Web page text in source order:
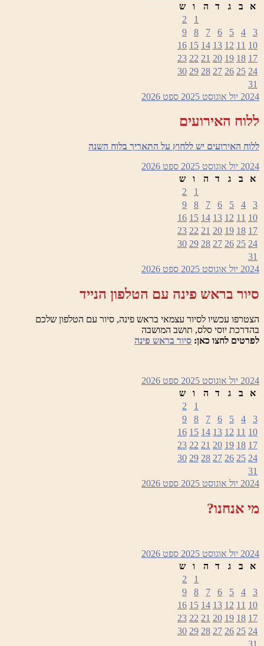
א
ב ג ד ה ו
ש
1
2
3
4
5
6
7
8
9
10
11
12
13
14
15
16
17
18
19
20
21
22
23
24
25
26
27
28
29
30
31
2024 יול אוגוסט 2025 ספט 2026
ללוח האירועים
ללוח האירועים יש ללחוץ על התאריך בלוח השנה
2024 יול אוגוסט 2025 ספט 2026
א
ב ג ד ה ו
ש
1
2
3
4
5
6
7
8
9
10
11
12
13
14
15
16
17
18
19
20
21
22
23
24
25
26
27
28
29
30
31
2024 יול אוגוסט 2025 ספט 2026
סיור בראש פינה עם הטלפון הנייד
הצטרפו עכשיו לסיור עצמאי בראש פינה, סיור עם הטלפון שלכם
בהדרכת יוסי סלס, תושב המושבה
לפרטים לחצו כאן: סיור בראש פינה
2024 יול אוגוסט 2025 ספט 2026
א
ב ג ד ה ו
ש
1
2
3
4
5
6
7
8
9
10
11
12
13
14
15
16
17
18
19
20
21
22
23
24
25
26
27
28
29
30
31
2024 יול אוגוסט 2025 ספט 2026
מי אנחנו?
2024 יול אוגוסט 2025 ספט 2026
א
ב ג ד ה ו
ש
1
2
3
4
5
6
7
8
9
10
11
12
13
14
15
16
17
18
19
20
21
22
23
24
25
26
27
28
29
30
31